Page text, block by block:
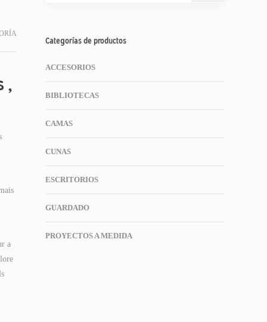
,
a
Categorías de productos
ACCESORIOS
BIBLIOTECAS
CAMAS
CUNAS
ESCRITORIOS
GUARDADO
PROYECTOS A MEDIDA